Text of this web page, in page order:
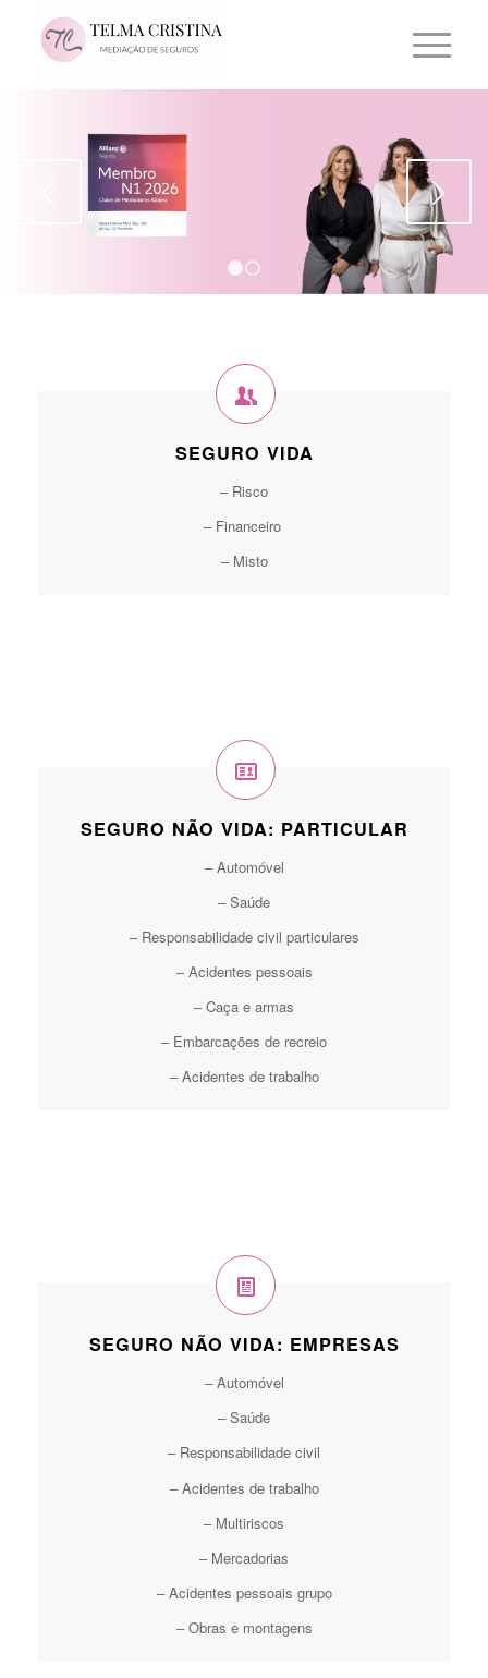
1 2
SEGURO VIDA
– Risco
– Financeiro
– Misto
SEGURO NÃO VIDA: PARTICULAR
– Automóvel
– Saúde
– Responsabilidade civil particulares
– Acidentes pessoais
– Caça e armas
– Embarcações de recreio
– Acidentes de trabalho
SEGURO NÃO VIDA: EMPRESAS
– Automóvel
– Saúde
– Responsabilidade civil
– Acidentes de trabalho
– Multiriscos
– Mercadorias
– Acidentes pessoais grupo
– Obras e montagens